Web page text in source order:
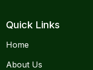
Quick Links
Home
About Us